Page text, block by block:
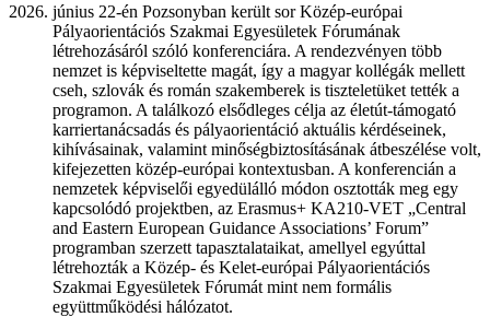
június 22-én Pozsonyban került sor Közép-európai
Pályaorientációs Szakmai Egyesületek Fórumának
létrehozásáról szóló konferenciára. A rendezvényen több
nemzet is képviseltette magát, így a magyar kollégák mellett
cseh, szlovák és román szakemberek is tiszteletüket tették a
programon. A találkozó elsődleges célja az életút-támogató
karriertanácsadás és pályaorientáció aktuális kérdéseinek,
kihívásainak, valamint minőségbiztosításának átbeszélése volt,
kifejezetten közép-európai kontextusban. A konferencián a
nemzetek képviselői egyedülálló módon osztották meg egy
kapcsolódó projektben, az Erasmus+ KA210-VET „Central
and Eastern European Guidance Associations’ Forum”
programban szerzett tapasztalataikat, amellyel egyúttal
létrehozták a Közép- és Kelet-európai Pályaorientációs
Szakmai Egyesületek Fórumát mint nem formális
együttműködési hálózatot.